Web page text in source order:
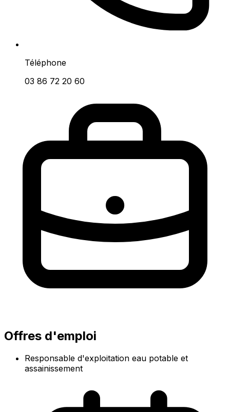
Téléphone
03 86 72 20 60
Offres d'emploi
Responsable d'exploitation eau potable et
assainissement